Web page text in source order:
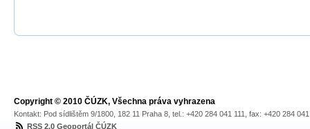
Copyright © 2010 ČÚZK, Všechna práva vyhrazena
Kontakt: Pod sídlištěm 9/1800, 182 11 Praha 8, tel.: +420 284 041 111, fax: +420 284
RSS 2.0 Geoportál ČÚZK